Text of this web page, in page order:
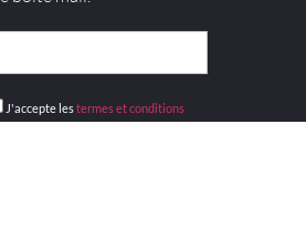
J'accepte lestermes et conditions